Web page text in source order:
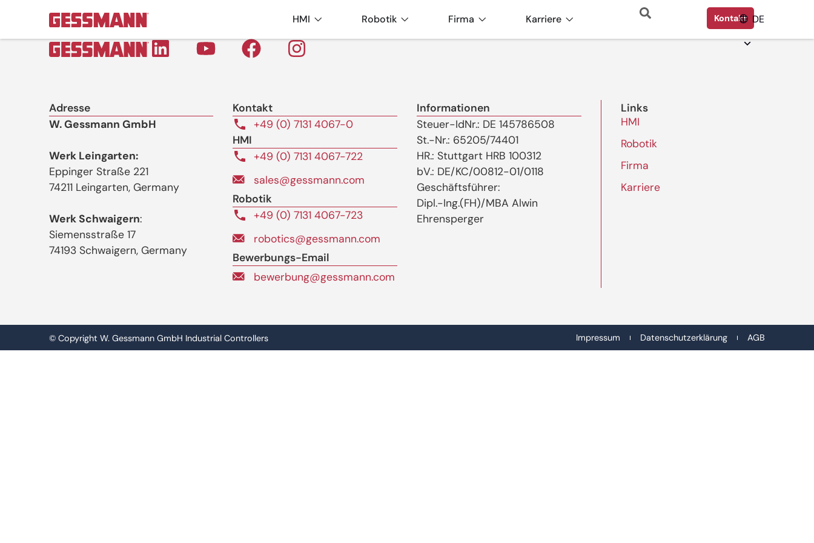
HMI Robotik Firma Karriere Kontakt DE
Adresse
W. Gessmann GmbH
Werk Leingarten:
Eppinger Straße 221
74211 Leingarten, Germany
Werk Schwaigern:
Siemensstraße 17
74193 Schwaigern, Germany
Kontakt
+49 (0) 7131 4067-0
HMI
+49 (0) 7131 4067-722
sales@gessmann.com
Robotik
+49 (0) 7131 4067-723
robotics@gessmann.com
Bewerbungs-Email
bewerbung@gessmann.com
Informationen
Steuer-IdNr.: DE 145786508
St.-Nr.: 65205/74401
HR.: Stuttgart HRB 100312
bV.: DE/KC/00812-01/0118
Geschäftsführer:
Dipl.-Ing.(FH)/MBA Alwin
Ehrensperger
Links
HMI
Robotik
Firma
Karriere
© Copyright W. Gessmann GmbH Industrial Controllers Impressum Datenschutzerklärung AGB